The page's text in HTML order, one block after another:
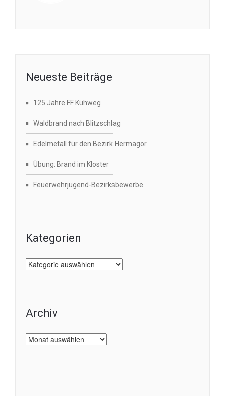
Neueste Beiträge
125 Jahre FF Kühweg
Waldbrand nach Blitzschlag
Edelmetall für den Bezirk Hermagor
Übung: Brand im Kloster
Feuerwehrjugend-Bezirksbewerbe
Kategorien
Kategorien
Archiv
Archiv